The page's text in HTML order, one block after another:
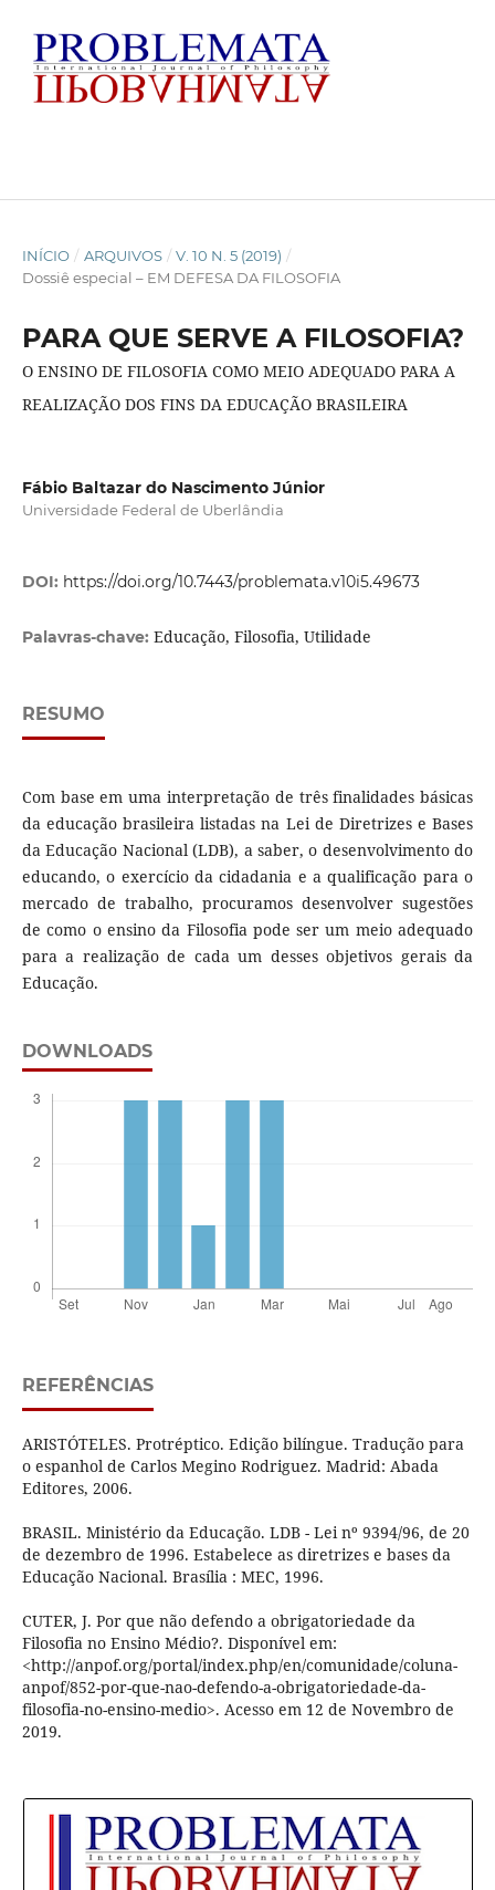
INÍCIO / ARQUIVOS / V. 10 N. 5 (2019) /
Dossiê especial – EM DEFESA DA FILOSOFIA
PARA QUE SERVE A FILOSOFIA?
O ENSINO DE FILOSOFIA COMO MEIO ADEQUADO PARA A
REALIZAÇÃO DOS FINS DA EDUCAÇÃO BRASILEIRA
Fábio Baltazar do Nascimento Júnior
Universidade Federal de Uberlândia
DOI: https://doi.org/10.7443/problemata.v10i5.49673
Palavras-chave: Educação, Filosofia, Utilidade
RESUMO
Com base em uma interpretação de três finalidades básicas
da educação brasileira listadas na Lei de Diretrizes e Bases
da Educação Nacional (LDB), a saber, o desenvolvimento do
educando, o exercício da cidadania e a qualificação para o
mercado de trabalho, procuramos desenvolver sugestões
de como o ensino da Filosofia pode ser um meio adequado
para a realização de cada um desses objetivos gerais da
Educação.
DOWNLOADS
REFERÊNCIAS
ARISTÓTELES. Protréptico. Edição bilíngue. Tradução para
o espanhol de Carlos Megino Rodriguez. Madrid: Abada
Editores, 2006.
BRASIL. Ministério da Educação. LDB - Lei nº 9394/96, de 20
de dezembro de 1996. Estabelece as diretrizes e bases da
Educação Nacional. Brasília : MEC, 1996.
CUTER, J. Por que não defendo a obrigatoriedade da
Filosofia no Ensino Médio?. Disponível em:
<http://anpof.org/portal/index.php/en/comunidade/coluna-
anpof/852-por-que-nao-defendo-a-obrigatoriedade-da-
filosofia-no-ensino-medio>. Acesso em 12 de Novembro de
2019.